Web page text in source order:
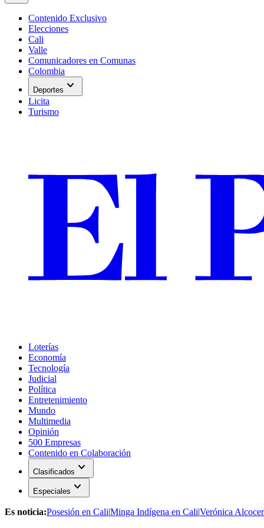
Contenido Exclusivo
Elecciones
Cali
Valle
Comunicadores en Comunas
Colombia
Deportes expand_more
Licita
Turismo
Loterías
Economía
Tecnología
Judicial
Política
Entretenimiento
Mundo
Multimedia
Opinión
500 Empresas
Contenido en Colaboración
Clasificados expand_more
Especiales expand_more
Es noticia:Posesión en Cali|Minga Indígena en Cali|Verónica Alcocer